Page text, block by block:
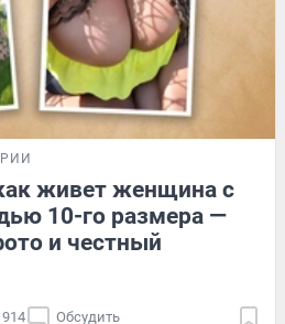
живет женщина с
10-го размера —
и честный
914 Обсудить